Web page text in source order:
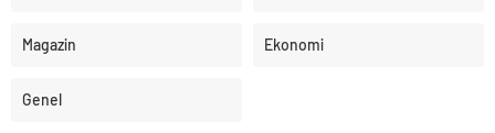
Magazin Ekonomi
Genel